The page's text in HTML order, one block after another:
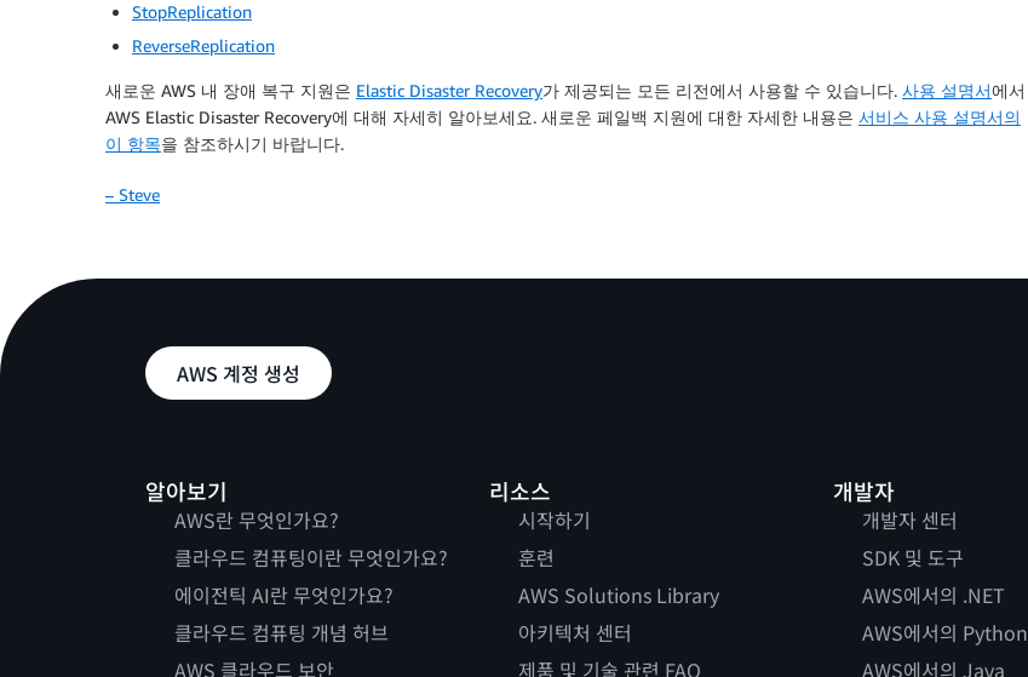
StopReplication
ReverseReplication
새로운 AWS 내 장애 복구 지원은 Elastic Disaster Recovery가 제공되는 모든 리전에서 사용할 수 있습니다. 사용 설명서에서
AWS Elastic Disaster Recovery에 대해 자세히 알아보세요. 새로운 페일백 지원에 대한 자세한 내용은 서비스 사용 설명서의
이 항목을 참조하시기 바랍니다.
– Steve
AWS 계정 생성
알아보기
AWS란 무엇인가요?
클라우드 컴퓨팅이란 무엇인가요?
에이전틱 AI란 무엇인가요?
클라우드 컴퓨팅 개념 허브
AWS 클라우드 보안
리소스
시작하기
훈련
AWS Solutions Library
아키텍처 센터
제품 및 기술 관련 FAQ
개발자
개발자 센터
SDK 및 도구
AWS에서의 .NET
AWS에서의 Python
AWS에서의 Java